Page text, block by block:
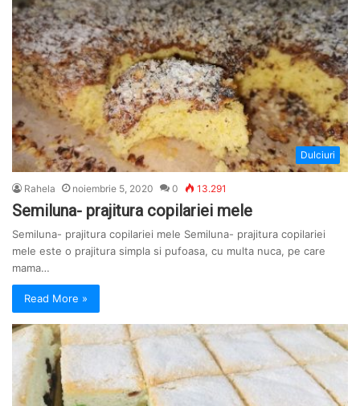
Dulciuri
Rahela noiembrie 5, 2020 0 13.291
Semiluna- prajitura copilariei mele
Semiluna- prajitura copilariei mele Semiluna- prajitura copilariei
mele este o prajitura simpla si pufoasa, cu multa nuca, pe care
mama…
Read More »